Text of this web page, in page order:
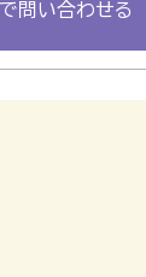
問い合わせる